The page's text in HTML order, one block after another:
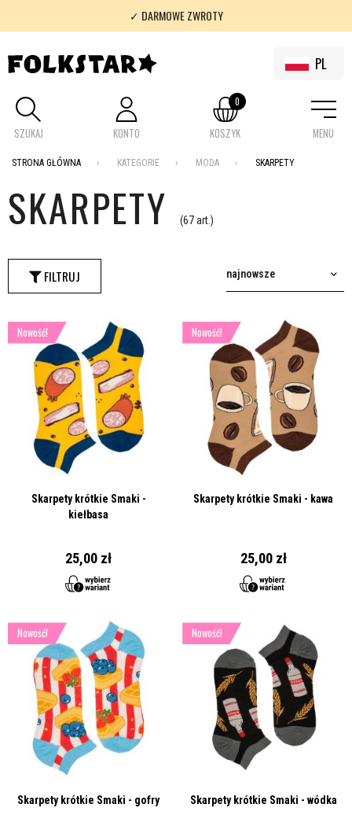
✓ WYSYŁKA DARMO OD 200 ZŁ
✓ 100% FOLKLOR
PL
SZUKAJ KONTO KOSZYK
0
MENU
STRONA GŁÓWNA KATEGORIE MODA SKARPETY
SKARPETY (67 art.)
FILTRUJ najnowsze
Skarpety krótkie Smaki -
kiełbasa
25,00 zł
Nowość!
Skarpety krótkie Smaki - kawa
25,00 zł
Nowość!
Skarpety krótkie Smaki - gofry
Nowość!
Skarpety krótkie Smaki - wódka
Nowość!